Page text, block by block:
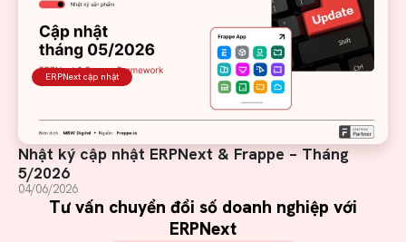
ERPNext cập nhật
Nhật ký cập nhật ERPNext & Frappe – Tháng
5/2026
04/06/2026
Tư vấn chuyển đổi số doanh nghiệp với
ERPNext